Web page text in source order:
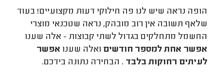
הופה נראה שיש לנו פה חילוקי דעות מקצועיים! בעוד
שלאף תשובה אין רוב מובהק, נראה שטכנאי מוצרי
החשמל מתחלקים בגדול לשתי קבוצות - אלה שענו
אפשר אחת למספר חודשים ואלה שענו אפשר
לעיתים רחוקות בלבד . הבחירה נתונה בידכם.